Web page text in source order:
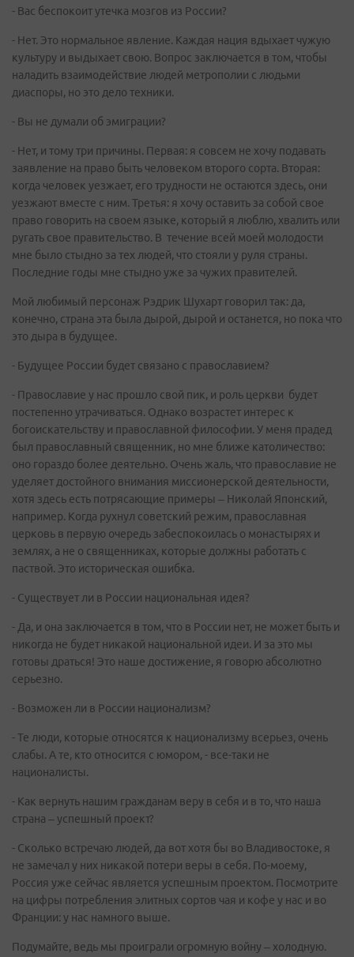
- Вас беспокоит утечка мозгов из России?
- Нет. Это нормальное явление. Каждая нация вдыхает чужую
культуру и выдыхает свою. Вопрос заключается в том, чтобы
наладить взаимодействие людей метрополии с людьми
диаспоры, но это дело техники.
- Вы не думали об эмиграции?
- Нет, и тому три причины. Первая: я совсем не хочу подавать
заявление на право быть человеком второго сорта. Вторая:
когда человек уезжает, его трудности не остаются здесь, они
уезжают вместе с ним. Третья: я хочу оставить за собой свое
право говорить на своем языке, который я люблю, хвалить или
ругать свое правительство. В течение всей моей молодости
мне было стыдно за тех людей, что стояли у руля страны.
Последние годы мне стыдно уже за чужих правителей.
Мой любимый персонаж Рэдрик Шухарт говорил так: да,
конечно, страна эта была дырой, дырой и останется, но пока что
это дыра в будущее.
- Будущее России будет связано с православием?
- Православие у нас прошло свой пик, и роль церкви будет
постепенно утрачиваться. Однако возрастет интерес к
богоискательству и православной философии. У меня прадед
был православный священник, но мне ближе католичество:
оно гораздо более деятельно. Очень жаль, что православие не
уделяет достойного внимания миссионерской деятельности,
хотя здесь есть потрясающие примеры – Николай Японский,
например. Когда рухнул советский режим, православная
церковь в первую очередь забеспокоилась о монастырях и
землях, а не о священниках, которые должны работать с
паствой. Это историческая ошибка.
- Существует ли в России национальная идея?
- Да, и она заключается в том, что в России нет, не может быть и
никогда не будет никакой национальной идеи. И за это мы
готовы драться! Это наше достижение, я говорю абсолютно
серьезно.
- Возможен ли в России национализм?
- Те люди, которые относятся к национализму всерьез, очень
слабы. А те, кто относится с юмором, - все-таки не
националисты.
- Как вернуть нашим гражданам веру в себя и в то, что наша
страна – успешный проект?
- Сколько встречаю людей, да вот хотя бы во Владивостоке, я
не замечал у них никакой потери веры в себя. По-моему,
Россия уже сейчас является успешным проектом. Посмотрите
на цифры потребления элитных сортов чая и кофе у нас и во
Франции: у нас намного выше.
Подумайте, ведь мы проиграли огромную войну – холодную.